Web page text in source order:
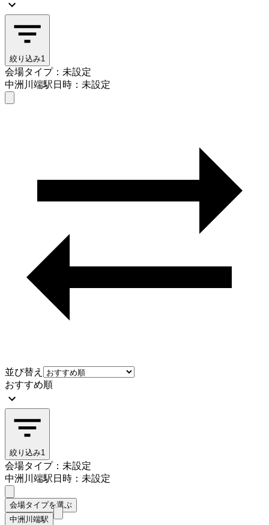
絞り込み1
会場タイプ：未設定
中洲川端駅日時：未設定
並び替え
おすすめ順
絞り込み1
会場タイプ：未設定
中洲川端駅日時：未設定
会場タイプを選ぶ
中洲川端駅